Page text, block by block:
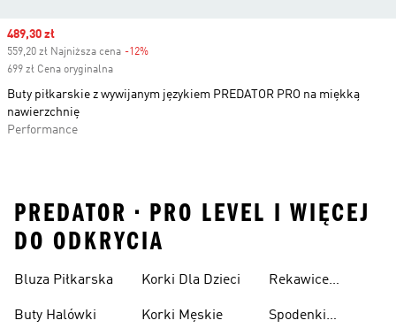
Sale price
489,30 zł
559,20 zł Najniższa cena -12%
699 zł Cena oryginalna
Buty piłkarskie z wywijanym językiem PREDATOR PRO na miękką
nawierzchnię
Performance
PREDATOR • PRO LEVEL I WIĘCEJ
DO ODKRYCIA
Bluza Piłkarska
Buty Halówki
Korki Dla Dzieci
Korki Męskie
Rekawice
Spodenki